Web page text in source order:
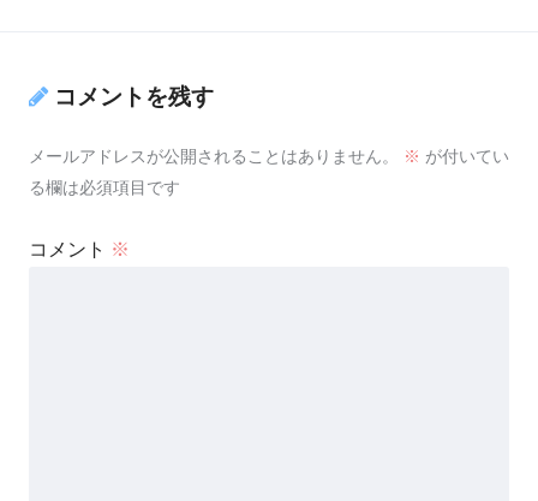
コメントを残す
メールアドレスが公開されることはありません。 ※ が付いてい
る欄は必須項目です
コメント ※